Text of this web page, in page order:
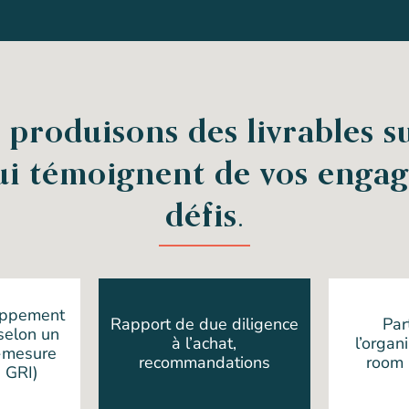
produisons des livrables
témoignent de vos
défis.
un
Rapport de due diligence
à l’achat,
recommandations
room